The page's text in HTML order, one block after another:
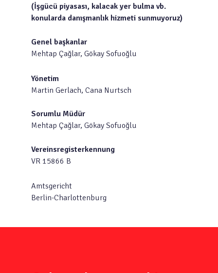
(İşgücü piyasası, kalacak yer bulma vb.
konularda danışmanlık hizmeti sunmuyoruz)
Genel başkanlar
Mehtap Çağlar, Gökay Sofuoğlu
Yönetim
Martin Gerlach, Cana Nurtsch
Sorumlu Müdür
Mehtap Çağlar, Gökay Sofuoğlu
Vereinsregisterkennung
VR 15866 B
Amtsgericht
Berlin-Charlottenburg